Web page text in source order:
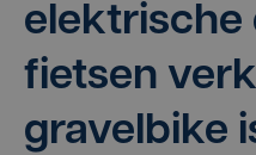
elek­tri­sche
fiet­sen
gra­vel­bi­ke